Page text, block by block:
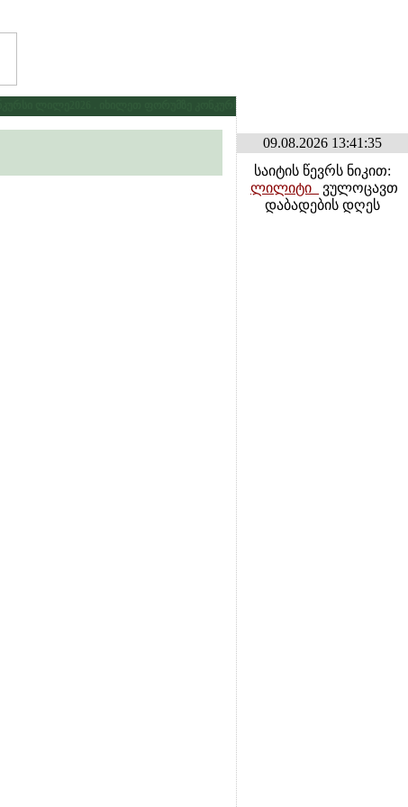
ლილე2026 . იხილეთ ფორუმზე კონკურსების განყოფილებაში
09.08.2026 13:41:35
საიტის წევრს ნიკით:
ლილიტი_
ვულოცავთ
დაბადების დღეს